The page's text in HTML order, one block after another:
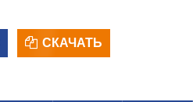
СКАЧАТЬ